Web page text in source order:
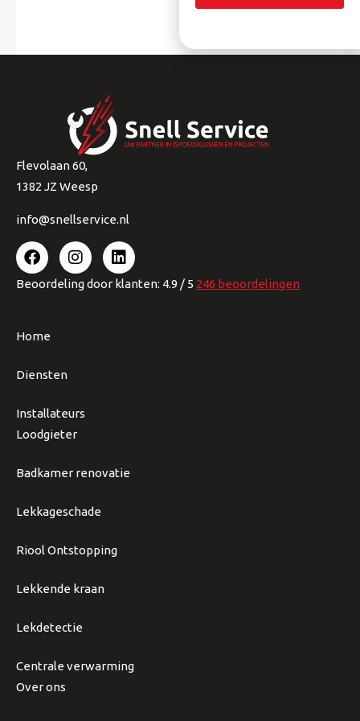
Flevolaan 60,
1382 JZ Weesp
info@snellservice.nl
Beoordelingdoor klanten: 4.9 / 5 246 beoordelingen
Home
Diensten
Installateurs
Loodgieter
Badkamer renovatie
Lekkageschade
Riool Ontstopping
Lekkende kraan
Lekdetectie
Centrale verwarming
Over ons